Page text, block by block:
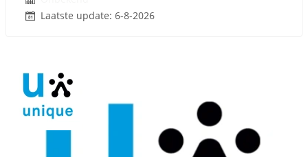
Laatste update: 6-8-2026